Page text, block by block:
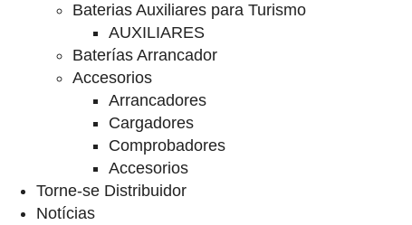
Baterias Auxiliares para Turismo
AUXILIARES
Baterías Arrancador
Accesorios
Arrancadores
Cargadores
Comprobadores
Accesorios
Torne-se Distribuidor
Notícias